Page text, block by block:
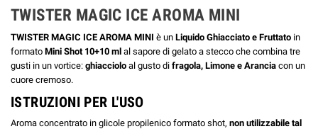
TWISTER MAGIC ICEAROMA MINI
TWISTER MAGIC ICE AROMA MINI è un Liquido Ghiacciato e Fruttato in
formato Mini Shot 10+10 ml al sapore di gelato a stecco che combina tre
gusti in un vortice: ghiacciolo al gusto di fragola, Limone e Arancia con un
cuore cremoso.
ISTRUZIONI PER L'USO
Aroma concentrato in glicole propilenico formato shot, non utilizzabile tal